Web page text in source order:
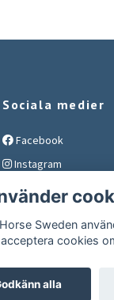
Sociala medier
Facebook
Instagram
YouTube
Sweden
cookies
alla